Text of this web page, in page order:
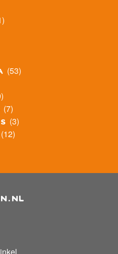
(53)
(7)
(3)
(12)